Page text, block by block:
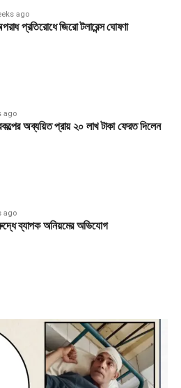
ago
প্রতিরোধে জিরো টলারেন্স ঘোষণা
ago
অব্যয়িত প্রায় ২০ লাখ টাকা ফেরত দিলেন
ago
ব্যাপক অনিয়মের অভিযোগ